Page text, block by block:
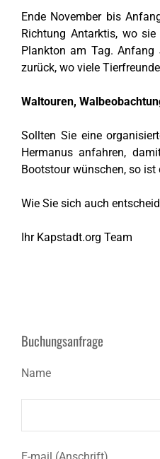
Ende November bis
Richtung Antarktis, wo
Plankton am Tag.
zurück, wo viele
Waltouren,
Sollten Sie eine
Hermanus anfahren,
Bootstour wünschen, so
Wie Sie sich auch
Ihr Kapstadt.org Team
Buchungsanfrage
Name